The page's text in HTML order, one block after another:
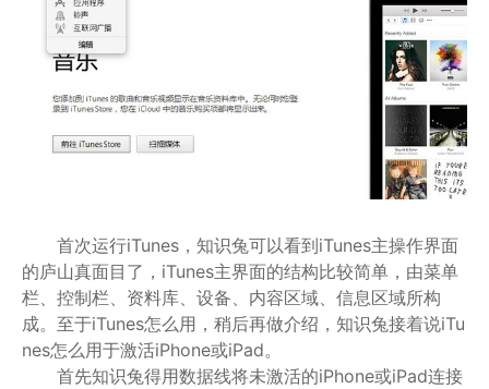
首次运行iTunes，知识兔可以看到iTunes主操作界面
的庐山真面目了，iTunes主界面的结构比较简单，由菜单
栏、控制栏、资料库、设备、内容区域、信息区域所构
成。至于iTunes怎么用，稍后再做介绍，知识兔接着说iTu
nes怎么用于激活iPhone或iPad。
首先知识兔得用数据线将未激活的iPhone或iPad连接